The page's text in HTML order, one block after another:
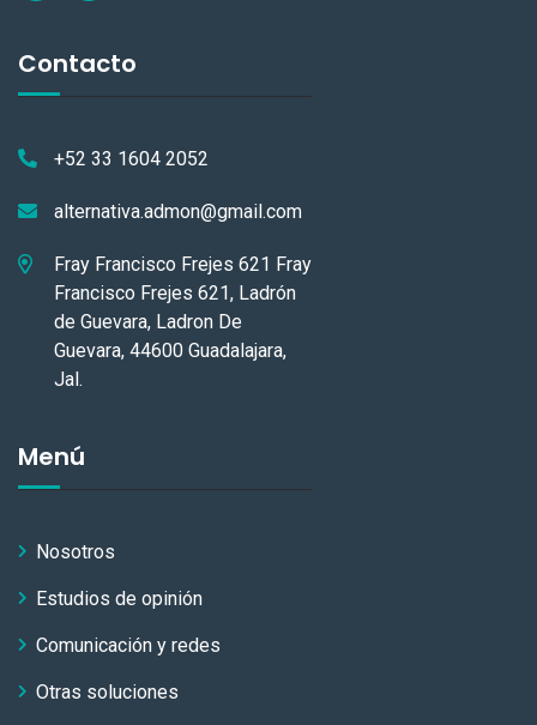
Contacto
+52 33 1604 2052
alternativa.admon@gmail.com
Fray Francisco Frejes 621 Fray
Francisco Frejes 621, Ladrón
de Guevara, Ladron De
Guevara, 44600 Guadalajara,
Jal.
Menú
Nosotros
Estudios de opinión
Comunicación y redes
Otras soluciones